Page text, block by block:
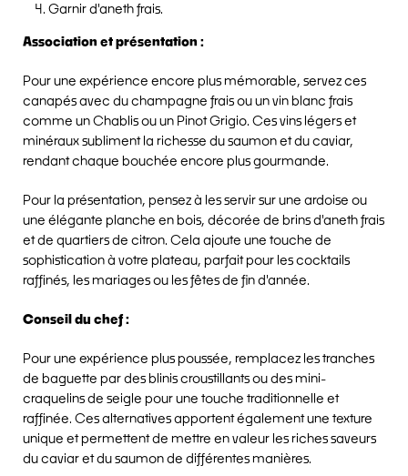
Garnir d'aneth frais.
Association et présentation :
Pour une expérience encore plus mémorable, servez ces
canapés avec du champagne frais ou un vin blanc frais
comme un Chablis ou un Pinot Grigio. Ces vins légers et
minéraux subliment la richesse du saumon et du caviar,
rendant chaque bouchée encore plus gourmande.
Pour la présentation, pensez à les servir sur une ardoise ou
une élégante planche en bois, décorée de brins d'aneth frais
et de quartiers de citron. Cela ajoute une touche de
sophistication à votre plateau, parfait pour les cocktails
raffinés, les mariages ou les fêtes de fin d'année.
Conseil du chef :
Pour une expérience plus poussée, remplacez les tranches
de baguette par des blinis croustillants ou des mini-
craquelins de seigle pour une touche traditionnelle et
raffinée. Ces alternatives apportent également une texture
unique et permettent de mettre en valeur les riches saveurs
du caviar et du saumon de différentes manières.